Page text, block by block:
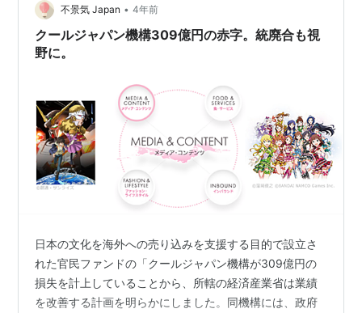
の中で、和室に仏壇があっ…
不景気 Japan • 4年前
クールジャパン機構309億円の赤字。統廃合も視
野に。
日本の文化を海外への売り込みを支援する目的で設立さ
れた官民ファンドの「クールジャパン機構が309億円の
損失を計上していることから、所轄の経済産業省は業績
を改善する計画を明らかにしました。同機構には、政府